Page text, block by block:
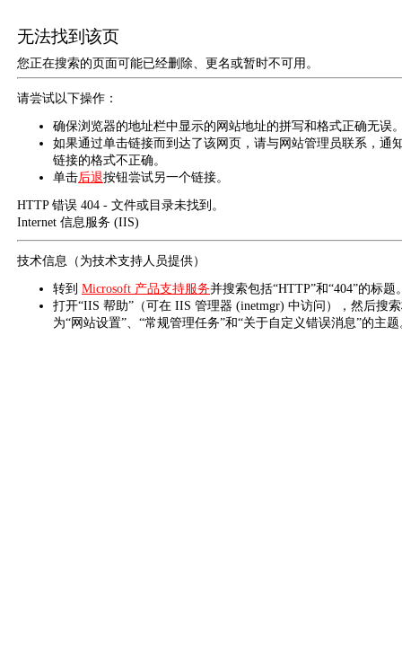
无法找到该页
您正在搜索的页面可能已经删除、更名或暂时不可用。
请尝试以下操作：
确保浏览器的地址栏中显示的网站地址的拼写和格式正确无误
如果通过单击链接而到达了该网页，请与网站管理员联系，通
链接的格式不正确。
单击后退按钮尝试另一个链接。
HTTP 错误 404 - 文件或目录未找到。
Internet 信息服务 (IIS)
技术信息（为技术支持人员提供）
转到 Microsoft 产品支持服务并搜索包括“HTTP”和“404”的标题
打开“IIS 帮助”（可在 IIS 管理器 (inetmgr) 中访问），然后搜
为“网站设置”、“常规管理任务”和“关于自定义错误消息”的主题